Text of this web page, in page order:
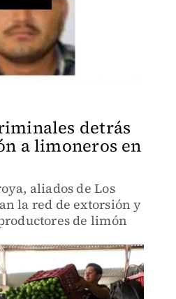
detrás
a limoneros en
aliados de Los
la red de extorsión y
de limón